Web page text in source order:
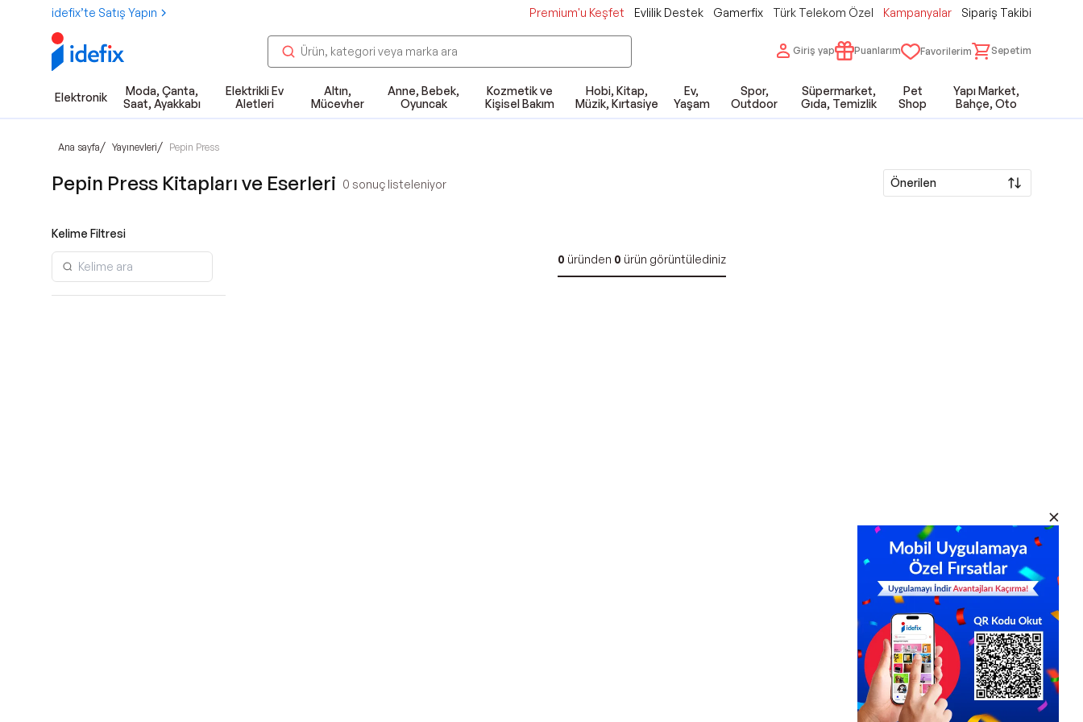
idefix’te Satış Yapın Premium'u Keşfet Evlilik Destek Gamerfix Türk Telekom Özel Kampanyalar Sipariş Takibi
Giriş yap Puanlarım Favorilerim Sepetim
Elektronik
Moda, Çanta,
Saat, Ayakkabı
Elektrikli Ev
Aletleri
Altın,
Mücevher
Anne, Bebek,
Oyuncak
Kozmetik ve
Kişisel Bakım
Hobi, Kitap,
Müzik, Kırtasiye
Ev,
Yaşam
Spor,
Outdoor
Süpermarket,
Gıda, Temizlik
Pet
Shop
Yapı Market,
Bahçe, Oto
Ana sayfa/ Yayınevleri/ Pepin Press
Pepin Press Kitapları ve Eserleri 0 sonuç listeleniyor Önerilen
Kelime Filtresi
0 üründen 0 ürün görüntülediniz